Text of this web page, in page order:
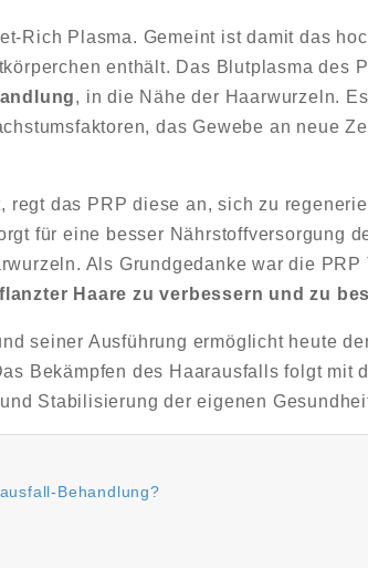
Rich Plasma. Gemeint ist damit das
enthält. Das Blutplasma des
, in die Nähe der Haarwurzeln.
das Gewebe an neue
regt das PRP diese an, sich zu
für eine besser Nährstoffversorgung
Als Grundgedanke war die PRP
Haare zu verbessern und zu
seiner Ausführung ermöglicht heute
Bekämpfen des Haarausfalls folgt mit
Stabilisierung der eigenen
Behandlung?